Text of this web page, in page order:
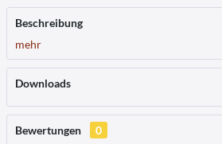
Beschreibung
mehr
Downloads
Bewertungen
0